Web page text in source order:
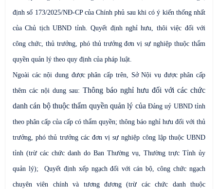
định số 173/2025/NĐ-CP của Chính phủ sau khi có ý kiến thống nhất
của Chủ tịch UBND tỉnh. Quyết định nghỉ hưu, thôi việc đối với
công chức, thủ trưởng, phó thủ trưởng đơn vị sự nghiệp thuộc thẩm
quyền quản lý theo quy định của pháp luật.
Ngoài các nội dung được phân cấp trên, Sở Nội vụ được phân cấp
thêm các nội dung sau: Thông báo nghỉ hưu đối với các chức
danh cán bộ thuộc thẩm quyền quản lý của Đảng uỷ UBND tỉnh
theo phân cấp của cấp có thẩm quyền; thông báo nghỉ hưu đối với thủ
trưởng, phó thủ trưởng các đơn vị sự nghiệp công lập thuộc UBND
tỉnh (trừ các chức danh do Ban Thường vụ, Thường trực Tỉnh ủy
quản lý); Quyết định xếp ngạch đối với cán bộ, công chức ngạch
chuyên viên chính và tương đương (trừ các chức danh thuộc